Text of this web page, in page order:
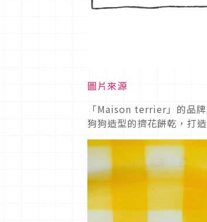
圖片來源
「Maison terrier」的品
狗狗造型的擠花餅乾，打